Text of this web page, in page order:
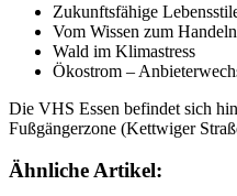
Zukunftsfähige
Vom Wissen zum Handeln
Wald im Klimastress
Ökostrom –
Die VHS Essen befindet sich
Fußgängerzone (Kettwiger
Ähnliche Artikel: